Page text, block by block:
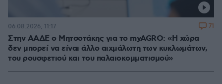
Στην ΑΑΔΕ ο Μητσοτάκης για το myAGRO: «Η χώρα
δεν μπορεί να είναι άλλο αιχμάλωτη των κυκλωμάτων,
του ρουσφετιού και του παλαιοκομματισμού»
06.08.2026, 11:17 71